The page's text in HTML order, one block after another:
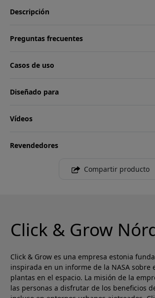
Descripción
Preguntas frecuentes
Casos de uso
Diseñado para
Vídeos
Revendedores
Compartir producto
Click & Grow
Click & Grow es una empresa estonia
inspirada en un informe de la NASA sobre
plantas en el espacio. La misión de la
las personas a disfrutar de los beneficios